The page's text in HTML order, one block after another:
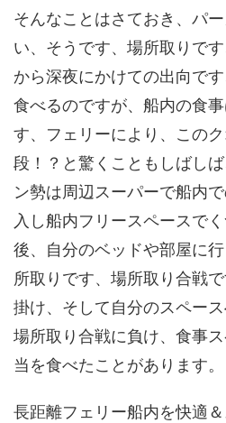
そんなことはさておき、パ
い、そうです、場所取りで
から深夜にかけての出向で
食べるのですが、船内の食
す、フェリーにより、この
段！？と驚くこともしばし
ン勢は周辺スーパーで船内
入し船内フリースペースで
後、自分のベッドや部屋に
所取りです、場所取り合戦
掛け、そして自分のスペー
場所取り合戦に負け、食事
当を食べたことがあります。
長距離フェリー船内を快適